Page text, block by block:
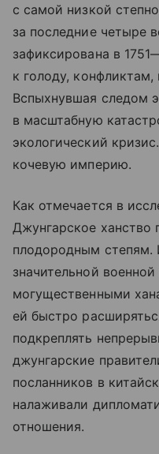
с самой низкой
за последние четыре
зафиксирована в
к голоду, конфликтам,
Вспыхнувшая следом
в масштабную
экологический
кочевую империю.
Как отмечается в
Джунгарское ханство
плодородным степям.
значительной
могущественными
ей быстро
подкреплять
джунгарские
посланников в
налаживали
отношения.